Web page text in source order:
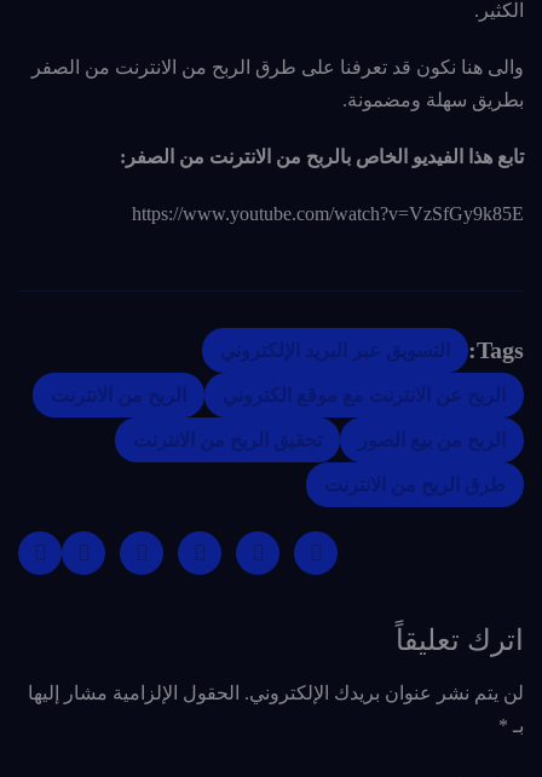
الكثير.
والى هنا نكون قد تعرفنا على طرق الربح من الانترنت من الصفر
بطريق سهلة ومضمونة.
تابع هذا الفيديو الخاص بالربح من الانترنت من الصفر:
https://www.youtube.com/watch?v=VzSfGy9k85E
Tags: التسويق عبر البريد الإلكتروني
الربح عن الانترنت مع موقع الكتروني الربح من الانترنت
الربح من بيع الصور تحقيق الربح من الانترنت
طرق الربح من الانترنت
اترك تعليقاً
لن يتم نشر عنوان بريدك الإلكتروني. الحقول الإلزامية مشار إليها
بـ *